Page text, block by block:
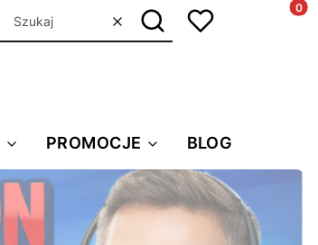
WyczyśćSzukaj
PROMOCJE BLOG